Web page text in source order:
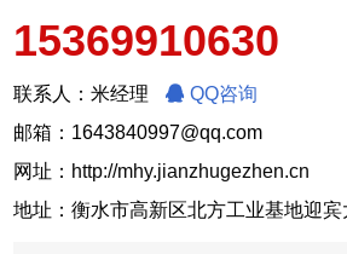
15369910630
联系人：米经理
QQ咨询
邮箱：1643840997@qq.com
网址： http://mhy.jianzhugezhen.cn
地址：衡水市高新区北方工业基地迎宾